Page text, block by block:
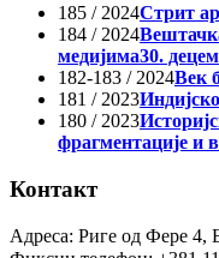
185 / 2024Стрит
184 / 2024
медијима30.
182-183 / 2024Век
181 / 2023
180 / 2023
фрагментације и
Контакт
Адреса: Риге од Фере 4,